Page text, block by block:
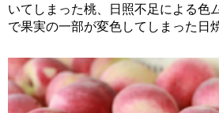
いてしまった桃、日照不足による色
で果実の一部が変色してしまった日